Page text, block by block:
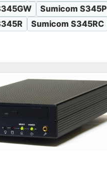
Sumicom S345P
Sumicom S345RC